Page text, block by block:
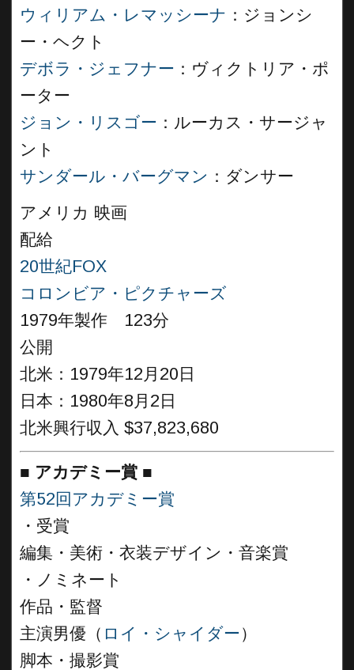
ウィリアム・レマッシーナ ：ジョンシ
ー・ヘクト
デボラ・ジェフナー ：ヴィクトリア・ポ
ーター
ジョン・リスゴー ：ルーカス・サージャ
ント
サンダール・バーグマン ：ダンサー
アメリカ 映画
配給
20世紀FOX
コロンビア・ピクチャーズ
1979年製作 123分
公開
北米：1979年12月20日
日本：1980年8月2日
北米興行収入 $37,823,680
■ アカデミー賞 ■
第52回アカデミー賞
・受賞
編集・美術・衣装デザイン・音楽賞
・ノミネート
作品・監督
主演男優（ ロイ・シャイダー）
脚本・撮影賞